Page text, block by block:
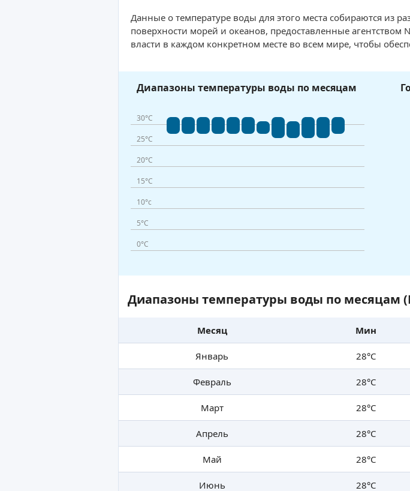
Данные о температуре воды для этого места собираются из
поверхности морей и океанов, предоставленные
власти в каждом конкретном месте во всем мире, чтобы
Диапазоны температуры воды по месяцам
30°C
25°C
20°C
15°C
10°c
5°C
0°C
Диапазоны температуры воды по месяцам
Месяц Мин
Январь 28°C
Февраль 28°C
Март 28°C
Апрель 28°C
Май 28°C
Июнь 28°C